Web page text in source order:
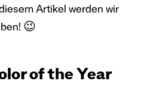
Artikel werden wir
😉
of the Year